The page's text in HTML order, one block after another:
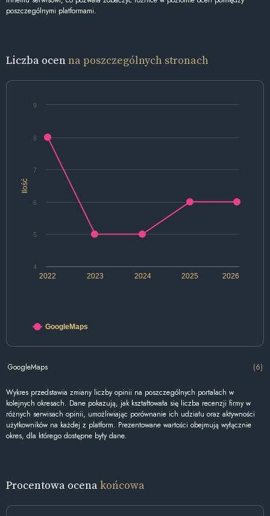
poszczególnymi platformami.
Liczba ocenna poszczególnych stronach
Ilość
2022 2024 2026
2023 2025
4
5
6
7
8
9
GoogleMaps
GoogleMaps (6)
Wykres przedstawia zmiany liczby opinii na poszczególnych portalach w
kolejnych okresach. Dane pokazują, jak kształtowała się liczba recenzji firmy w
różnych serwisach opinii, umożliwiając porównanie ich udziału oraz aktywności
użytkowników na każdej z platform. Prezentowane wartości obejmują wyłącznie
okres, dla którego dostępne były dane.
Procentowa ocenakońcowa